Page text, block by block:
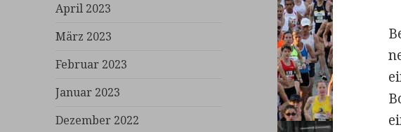
April 2023
März 2023
Februar 2023
Januar 2023
Dezember 2022